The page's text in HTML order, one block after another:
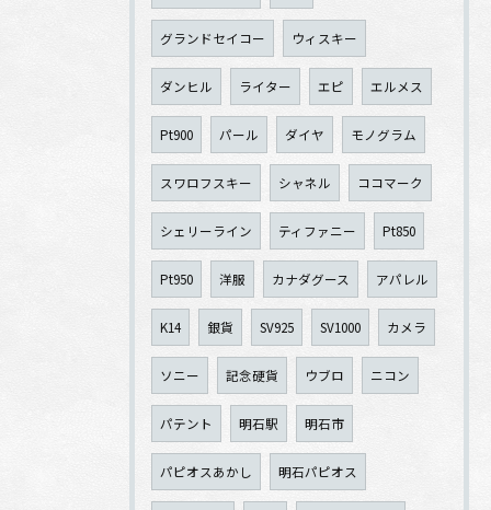
グランドセイコー ウィスキー
ダンヒル ライター エピ エルメス
Pt900 パール ダイヤ モノグラム
スワロフスキー シャネル ココマーク
シェリーライン ティファニー Pt850
Pt950 洋服 カナダグース アパレル
K14 銀貨 SV925 SV1000 カメラ
ソニー 記念硬貨 ウブロ ニコン
パテント 明石駅 明石市
パピオスあかし 明石パピオス